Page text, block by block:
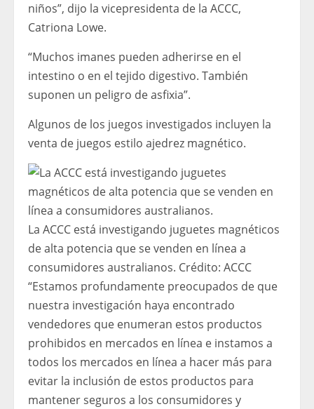
niños”, dijo la vicepresidenta de la ACCC,
Catriona Lowe.
“Muchos imanes pueden adherirse en el
intestino o en el tejido digestivo. También
suponen un peligro de asfixia”.
Algunos de los juegos investigados incluyen la
venta de juegos estilo ajedrez magnético.
La ACCC está investigando juguetes magnéticos
de alta potencia que se venden en línea a
consumidores australianos. Crédito: ACCC
“Estamos profundamente preocupados de que
nuestra investigación haya encontrado
vendedores que enumeran estos productos
prohibidos en mercados en línea e instamos a
todos los mercados en línea a hacer más para
evitar la inclusión de estos productos para
mantener seguros a los consumidores y